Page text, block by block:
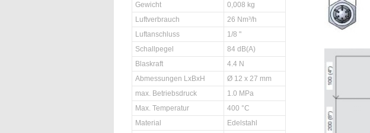
Gewicht
0,008 kg
Luftverbrauch
26 Nm³/h
Luftanschluss
1/8 "
Schallpegel
84 dB(A)
Blaskraft
4.4 N
Abmessungen LxBxH
Ø 12 x 27 mm
max. Betriebsdruck
1.0 MPa
Max. Temperatur
400 °C
Material
Edelstahl